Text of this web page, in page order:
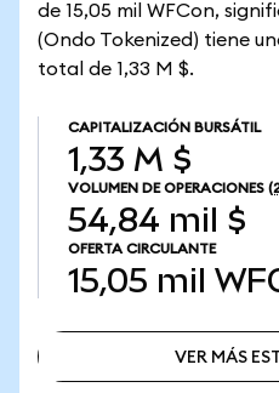
de 15,05 mil WFCon,
(Ondo Tokenized) tiene
total de 1,33 M $.
CAPITALIZACIÓN BURSÁTIL
1,33 M $
VOLUMEN DE OPERACIONES
54,84 mil $
OFERTA CIRCULANTE
15,05 mil
VER MÁS